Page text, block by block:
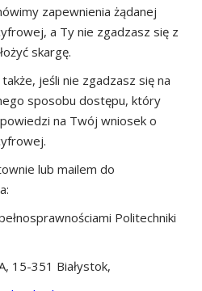
zapewnienia żądanej
a Ty nie zgadzasz się z
skargę.
jeśli nie zgadzasz się na
sposobu dostępu, który
na Twój wniosek o
lub mailem do
Politechniki
15-351 Białystok,